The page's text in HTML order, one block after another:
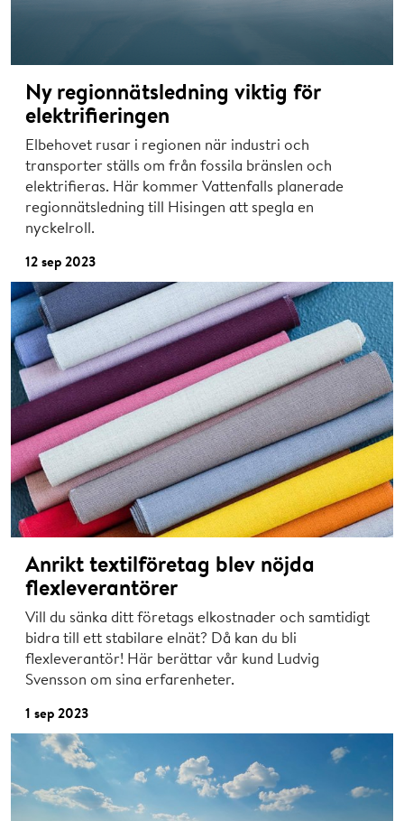
Ny regionnätsledning viktig för
elektrifieringen
Elbehovet rusar i regionen när industri och
transporter ställs om från fossila bränslen och
elektrifieras. Här kommer Vattenfalls planerade
regionnätsledning till Hisingen att spegla en
nyckelroll.
12 sep 2023
Anrikt textilföretag blev nöjda
flexleverantörer
Vill du sänka ditt företags elkostnader och samtidigt
bidra till ett stabilare elnät? Då kan du bli
flexleverantör! Här berättar vår kund Ludvig
Svensson om sina erfarenheter.
1 sep 2023